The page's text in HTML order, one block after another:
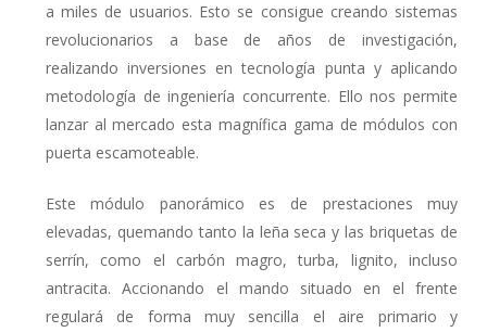
a miles de usuarios. Esto se consigue creando sistemas
revolucionarios a base de años de investigación,
realizando inversiones en tecnología punta y aplicando
metodología de ingeniería concurrente. Ello nos permite
lanzar al mercado esta magnífica gama de módulos con
puerta escamoteable.
Este módulo panorámico es de prestaciones muy
elevadas, quemando tanto la leña seca y las briquetas de
serrín, como el carbón magro, turba, lignito, incluso
antracita. Accionando el mando situado en el frente
regulará de forma muy sencilla el aire primario y